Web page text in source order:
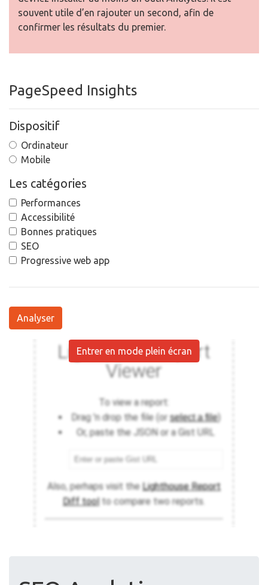
souvent utile d’en rajouter un second, afin de
confirmer les résultats du premier.
PageSpeed Insights
Dispositif
Ordinateur
Mobile
Les catégories
Performances
Accessibilité
Bonnes pratiques
SEO
Progressive web app
Analyser
Entrer en mode plein écran